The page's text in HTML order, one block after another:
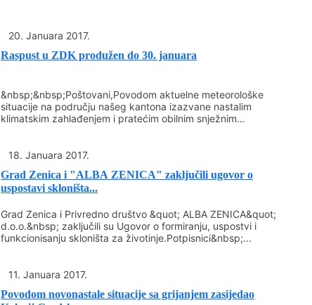
20. Januara 2017.
Raspust u ZDK produžen do 30. januara
&nbsp;&nbsp;Poštovani,Povodom aktuelne meteorološke
situacije na području našeg kantona izazvane nastalim
klimatskim zahlađenjem i pratećim obilnim snježnim
18. Januara 2017.
Grad Zenica i "ALBA ZENICA" zaključili ugovor o
uspostavi skloništa...
Grad Zenica i Privredno društvo &quot; ALBA ZENICA&quot;
d.o.o.&nbsp; zaključili su Ugovor o formiranju, uspostvi i
funkcionisanju skloništa za životinje.Potpisnici&nbsp;...
11. Januara 2017.
Povodom novonastale situacije sa grijanjem zasijedao